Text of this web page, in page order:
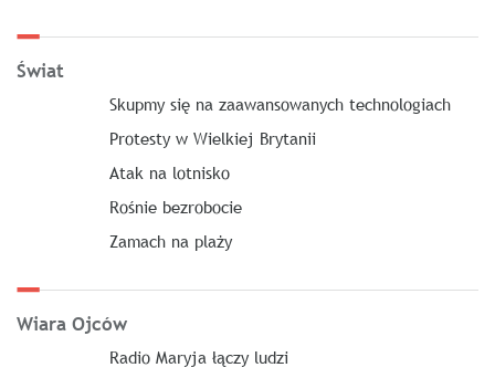
Świat
Skupmy się na zaawansowanych technologiach
Protesty w Wielkiej Brytanii
Atak na lotnisko
Rośnie bezrobocie
Zamach na plaży
Wiara Ojców
Radio Maryja łączy ludzi